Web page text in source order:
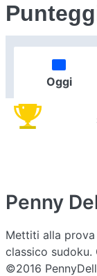
Oggi
Penny
Mettiti alla
classico
©2016